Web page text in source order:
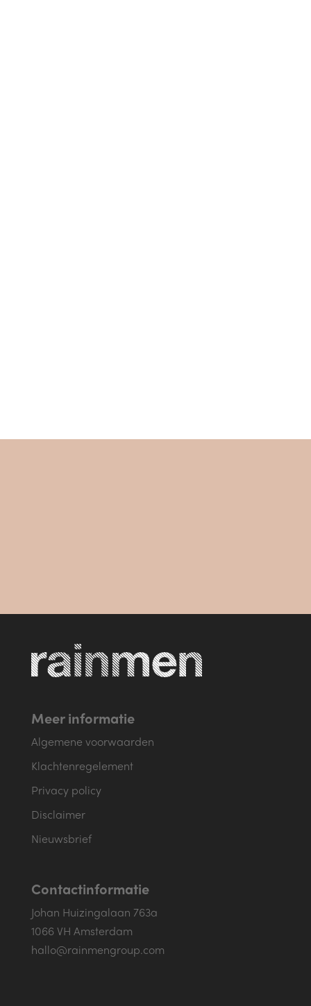
Meer informatie
Algemene voorwaarden
Klachtenregelement
Privacy policy
Disclaimer
Nieuwsbrief
Contactinformatie
Johan Huizingalaan 763a
1066 VH Amsterdam
hallo@rainmengroup.com